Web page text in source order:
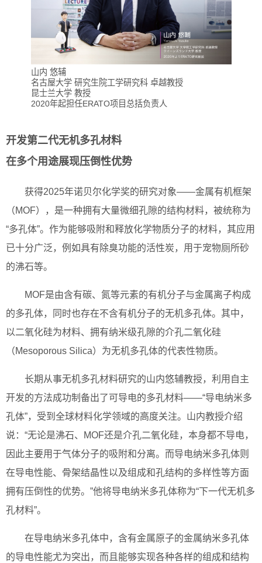
山内 悠辅
名古屋大学 研究生院工学研究科 卓越教授
昆士兰大学 教授
2020年起担任ERATO项目总括负责人
开发第二代无机多孔材料
在多个用途展现压倒性优势
获得2025年诺贝尔化学奖的研究对象——金属有机框架
（MOF），是一种拥有大量微细孔隙的结构材料，被统称为
“多孔体”。作为能够吸附和释放化学物质分子的材料，其应用
已十分广泛，例如具有除臭功能的活性炭，用于宠物厕所砂
的沸石等。
MOF是由含有碳、氮等元素的有机分子与金属离子构成
的多孔体，同时也存在不含有机分子的无机多孔体。其中，
以二氧化硅为材料、拥有纳米级孔隙的介孔二氧化硅
（Mesoporous Silica）为无机多孔体的代表性物质。
长期从事无机多孔材料研究的山内悠辅教授，利用自主
开发的方法成功制备出了可导电的多孔材料——“导电纳米多
孔体”，受到全球材料化学领域的高度关注。山内教授介绍
说：“无论是沸石、MOF还是介孔二氧化硅，本身都不导电，
因此主要用于气体分子的吸附和分离。而导电纳米多孔体则
在导电性能、骨架结晶性以及组成和孔结构的多样性等方面
拥有压倒性的优势。”他将导电纳米多孔体称为“下一代无机多
孔材料”。
在导电纳米多孔体中，含有金属原子的金属纳米多孔体
的导电性能尤为突出，而且能够实现各种各样的组成和结构